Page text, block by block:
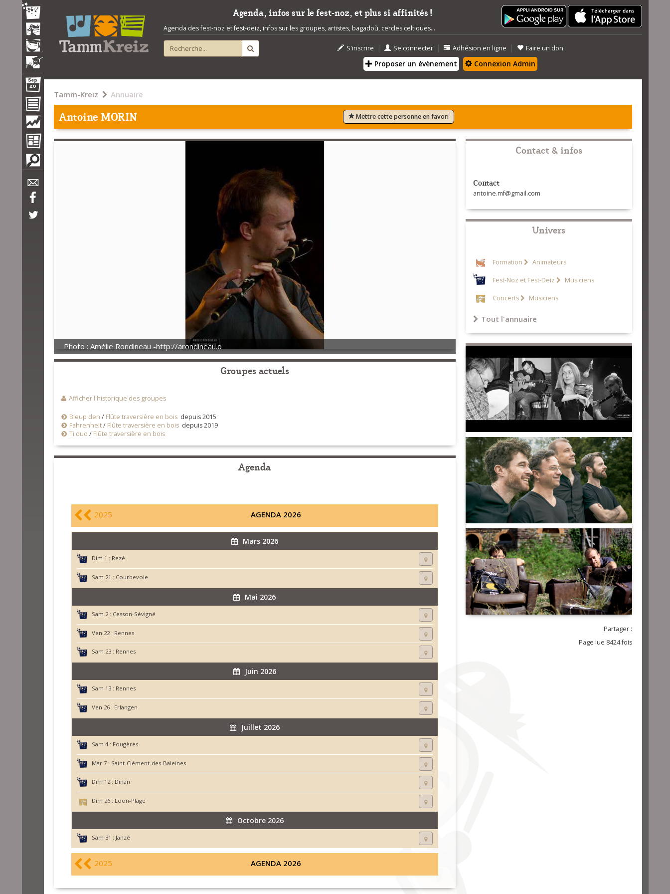
Agenda, infos sur le fest-noz, et plus si affinités !
Agenda des fest-noz et fest-deiz, infos sur les groupes, artistes, bagadoù, cercles celtiques...
S'inscrire | Se connecter | Adhésion en ligne | Faire un don
Proposer un évènement Connexion Admin
Tamm-Kreiz Annuaire
Antoine MORIN Mettre cette personne en favori
Photo : Amélie Rondineau -http://arondineau.o
Groupes actuels
Afficher l'historique des groupes
Bleup den / Flûte traversière en boisdepuis 2015
Fahrenheit/ Flûte traversière en boisdepuis 2019
Ti duo / Flûte traversière en bois
Agenda
2025 AGENDA 2026
Mars 2026
Dim 1 : Rezé
Sam 21 : Courbevoie
Mai 2026
Sam 2 : Cesson-Sévigné
Ven 22 : Rennes
Sam 23 : Rennes
Juin 2026
Sam 13 : Rennes
Ven 26 : Erlangen
Juillet 2026
Sam 4 : Fougères
Mar 7 : Saint-Clément-des-Baleines
Dim 12 : Dinan
Dim 26 : Loon-Plage
Octobre 2026
Sam 31 : Janzé
2025 AGENDA 2026
Contact & infos
Contact
antoine.mf@gmail.com
Univers
Formation Animateurs
Fest-Noz et Fest-Deiz Musiciens
Concerts Musiciens
Tout l'annuaire
Partager :
Page lue 8424 fois